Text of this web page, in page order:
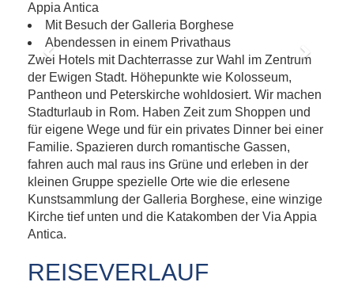
Appia Antica
Mit Besuch der Galleria Borghese
Abendessen in einem Privathaus
Previous Next
Zwei Hotels mit Dachterrasse zur Wahl im Zentrum
der Ewigen Stadt. Höhepunkte wie Kolosseum,
Pantheon und Peterskirche wohldosiert. Wir machen
Stadturlaub in Rom. Haben Zeit zum Shoppen und
für eigene Wege und für ein privates Dinner bei einer
Familie. Spazieren durch romantische Gassen,
fahren auch mal raus ins Grüne und erleben in der
kleinen Gruppe spezielle Orte wie die erlesene
Kunstsammlung der Galleria Borghese, eine winzige
Kirche tief unten und die Katakomben der Via Appia
Antica.
REISEVERLAUF